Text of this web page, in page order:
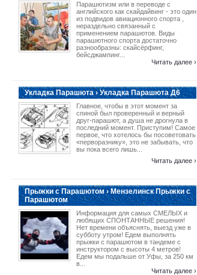
Парашютизм или в переводе с
английского как скайдайвинг - это один
из подвидов авиационного спорта ,
нераздельно связанный с
применением парашютов. Виды
парашютного спорта достаточно
разнообразны: скайсёрфинг,
бейсджампинг...
Читать далее ›
Укладка Парашюта › Укладка Парашюта Д6
Главное, чтобы в этот момент за
спиной был проверенный и верный
друг-парашют, а душа не дрогнула в
последний момент. Приступим! Самое
первое, что хотелось бы посоветовать
«перворазнику», это не забывать, что
вы пока всего лишь...
Читать далее ›
Прыжки с Парашютом › Мензелинск Прыжки с
Парашютом
Информация для самых СМЕЛЫХ и
любящих СПОНТАННЫЕ решения!
Нет времени объяснять, выезд уже в
субботу утром! Едем выполнять
прыжки с парашютом в тандеме с
инструктором с высоты 4 метров!
Едем мы подальше от Уфы, за 250 км
в...
Читать далее ›